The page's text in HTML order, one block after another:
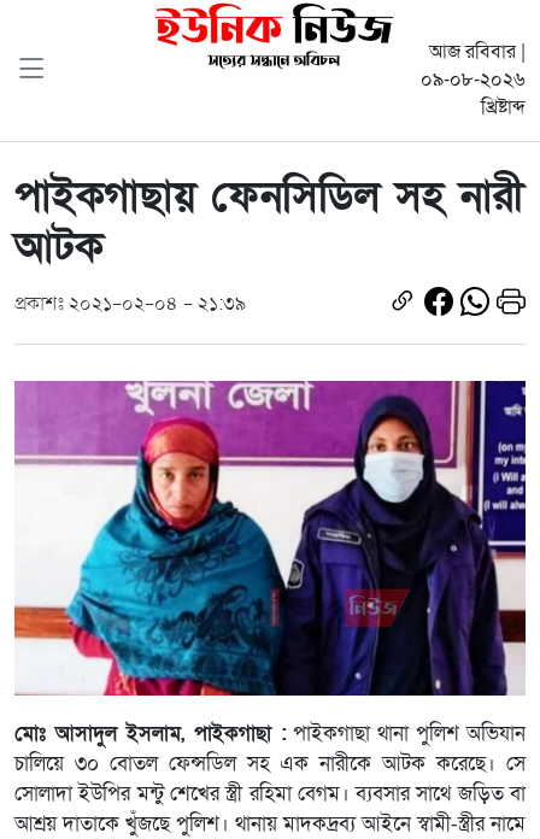
আজ রবিবার |
০৯-০৮-২০২৬
খ্রিষ্টাব্দ
পাইকগাছায় ফেনসিডিল সহ নারী
আটক
প্রকাশঃ ২০২১-০২-০৪ - ২১:৩৯
মোঃ আসাদুল ইসলাম, পাইকগাছা : পাইকগাছা থানা পুলিশ অভিযান
চালিয়ে ৩০ বোতল ফেন্সডিল সহ এক নারীকে আটক করেছে। সে
সোলাদা ইউপির মন্টু শেখের স্ত্রী রহিমা বেগম। ব্যবসার সাথে জড়িত বা
আশ্রয় দাতাকে খুঁজছে পুলিশ। থানায় মাদকদ্রব্য আইনে স্বামী-স্ত্রীর নামে